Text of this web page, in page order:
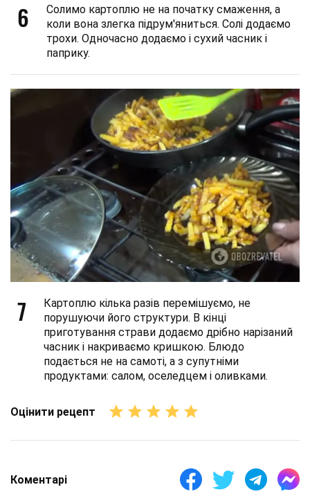
6
Солимо картоплю не на початку смаження, а
коли вона злегка підрум'яниться. Солі додаємо
трохи. Одночасно додаємо і сухий часник і
паприку.
7
Картоплю кілька разів перемішуємо, не
порушуючи його структури. В кінці
приготування страви додаємо дрібно нарізаний
часник і накриваємо кришкою. Блюдо
подається не на самоті, а з супутніми
продуктами: салом, оселедцем і оливками.
Оцінити рецепт
Коментарі